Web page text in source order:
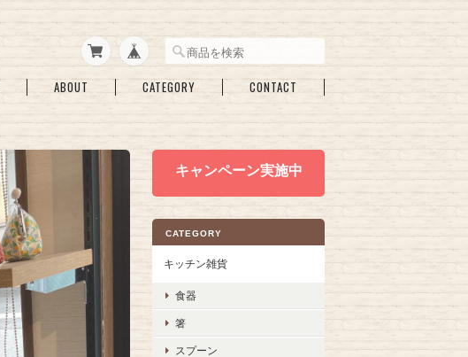
ABOUT CATEGORY CONTACT
キャンペーン実施中
CATEGORY
キッチン雑貨
食器
箸
スプーン